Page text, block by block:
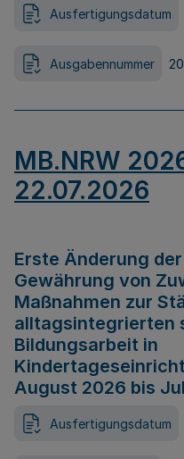
Ausfertigungsdatum
Ausgabennummer
MB.NRW
22.07.2026
Erste Änderung
Gewährung von
Maßnahmen zur
alltagsintegrierten
Bildungsarbeit in
August 2026 bis
Ausfertigungsdatum